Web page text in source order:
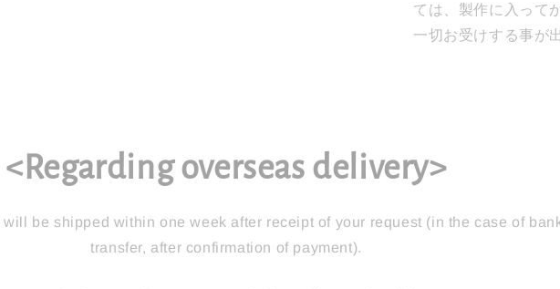
ては、製作に入って
一切お受けする事が
<Regarding overseas delivery>
will be shipped within one week after receipt of your request (in the case of
transfer, after confirmation of payment).